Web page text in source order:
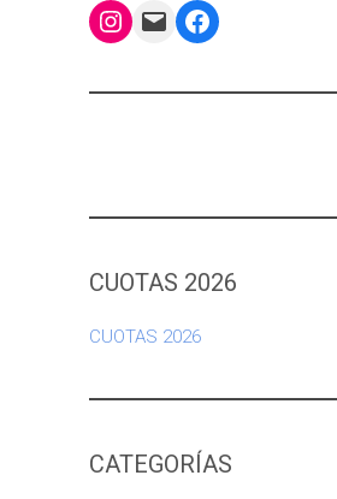
Instagram
MailFacebook
CUOTAS 2026
CUOTAS 2026
CATEGORÍAS